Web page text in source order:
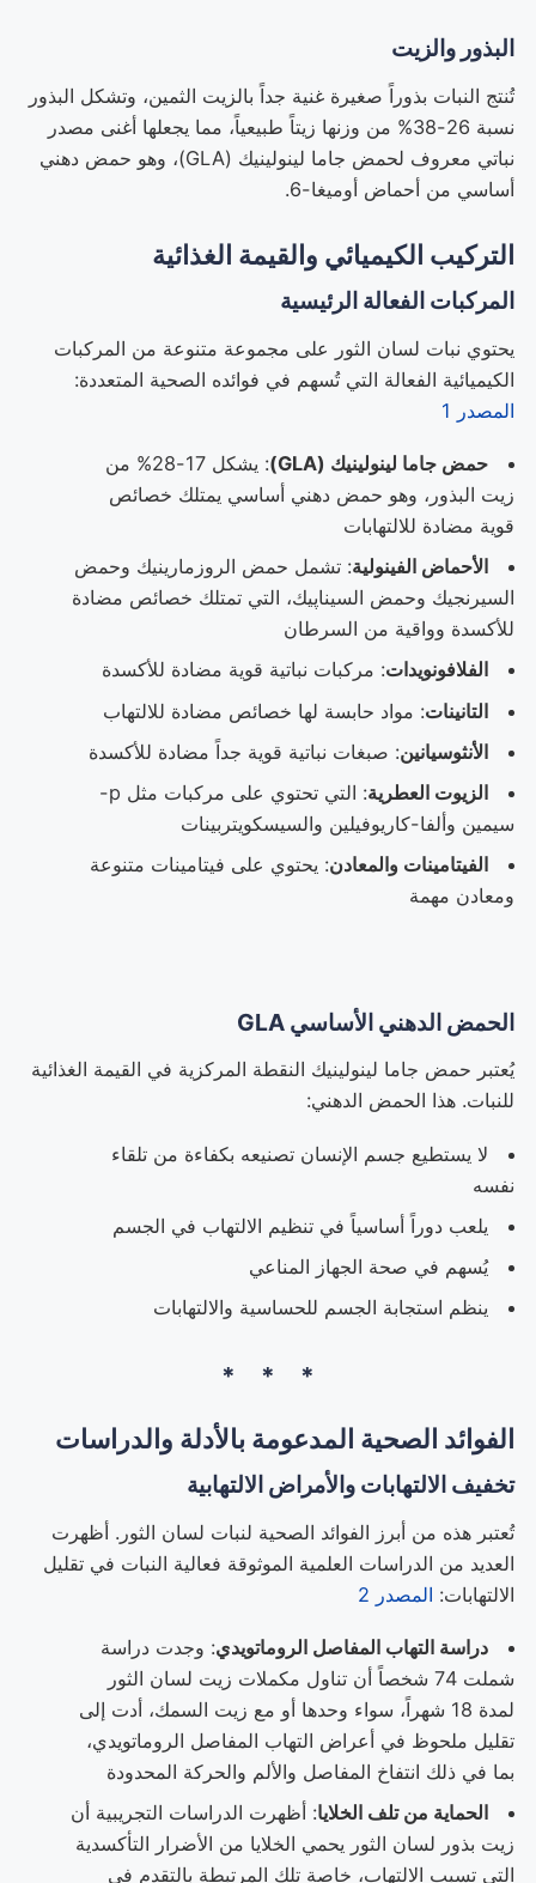
البذور والزيت
تُنتج النبات بذوراً صغيرة غنية جداً بالزيت الثمين، وتشكل البذور
نسبة 26-38% من وزنها زيتاً طبيعياً، مما يجعلها أغنى مصدر
نباتي معروف لحمض جاما لينولينيك (GLA)، وهو حمض دهني
أساسي من أحماض أوميغا-6.
التركيب الكيميائي والقيمة الغذائية
المركبات الفعالة الرئيسية
يحتوي نبات لسان الثور على مجموعة متنوعة من المركبات
الكيميائية الفعالة التي تُسهم في فوائده الصحية المتعددة:
المصدر 1
حمض جاما لينولينيك (GLA)
: يشكل 17-28% من
زيت البذور، وهو حمض دهني أساسي يمتلك خصائص
قوية مضادة للالتهابات
الأحماض الفينولية: تشمل حمض الروزمارينيك وحمض
السيرنجيك وحمض السيناپيك، التي تمتلك خصائص مضادة
للأكسدة وواقية من السرطان
الفلافونويدات: مركبات نباتية قوية مضادة للأكسدة
التانينات: مواد حابسة لها خصائص مضادة للالتهاب
الأنثوسيانين: صبغات نباتية قوية جداً مضادة للأكسدة
الزيوت العطرية
: التي تحتوي على مركبات مثل p-
سيمين وألفا-كاريوفيلين والسيسكويتربينات
الفيتامينات والمعادن: يحتوي على فيتامينات متنوعة
ومعادن مهمة
الحمض الدهني الأساسي GLA
يُعتبر حمض جاما لينولينيك النقطة المركزية في القيمة الغذائية
للنبات. هذا الحمض الدهني:
لا يستطيع جسم الإنسان تصنيعه بكفاءة من تلقاء
نفسه
يلعب دوراً أساسياً في تنظيم الالتهاب في الجسم
يُسهم في صحة الجهاز المناعي
ينظم استجابة الجسم للحساسية والالتهابات
الفوائد الصحية المدعومة بالأدلة والدراسات
تخفيف الالتهابات والأمراض الالتهابية
تُعتبر هذه من أبرز الفوائد الصحية لنبات لسان الثور. أظهرت
العديد من الدراسات العلمية الموثوقة فعالية النبات في تقليل
الالتهابات: المصدر 2
دراسة التهاب المفاصل الروماتويدي: وجدت دراسة
شملت 74 شخصاً أن تناول مكملات زيت لسان الثور
لمدة 18 شهراً، سواء وحدها أو مع زيت السمك، أدت إلى
تقليل ملحوظ في أعراض التهاب المفاصل الروماتويدي،
بما في ذلك انتفاخ المفاصل والألم والحركة المحدودة
الحماية من تلف الخلايا: أظهرت الدراسات التجريبية أن
زيت بذور لسان الثور يحمي الخلايا من الأضرار التأكسدية
التي تسبب الالتهاب، خاصة تلك المرتبطة بالتقدم في